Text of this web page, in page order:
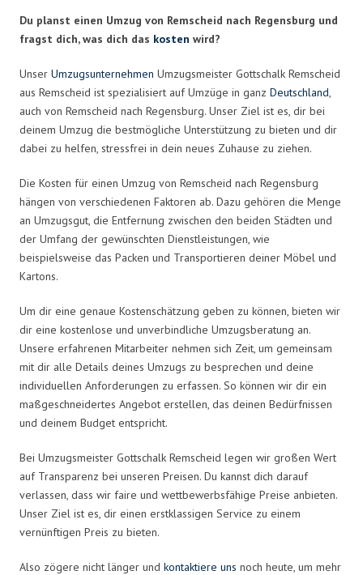
Du planst einen Umzug von Remscheid nach Regensburg und
fragst dich, was dich das kosten wird?
Unser Umzugsunternehmen Umzugsmeister Gottschalk Remscheid
aus Remscheid ist spezialisiert auf Umzüge in ganz Deutschland,
auch von Remscheid nach Regensburg. Unser Ziel ist es, dir bei
deinem Umzug die bestmögliche Unterstützung zu bieten und dir
dabei zu helfen, stressfrei in dein neues Zuhause zu ziehen.
Die Kosten für einen Umzug von Remscheid nach Regensburg
hängen von verschiedenen Faktoren ab. Dazu gehören die Menge
an Umzugsgut, die Entfernung zwischen den beiden Städten und
der Umfang der gewünschten Dienstleistungen, wie
beispielsweise das Packen und Transportieren deiner Möbel und
Kartons.
Um dir eine genaue Kostenschätzung geben zu können, bieten wir
dir eine kostenlose und unverbindliche Umzugsberatung an.
Unsere erfahrenen Mitarbeiter nehmen sich Zeit, um gemeinsam
mit dir alle Details deines Umzugs zu besprechen und deine
individuellen Anforderungen zu erfassen. So können wir dir ein
maßgeschneidertes Angebot erstellen, das deinen Bedürfnissen
und deinem Budget entspricht.
Bei Umzugsmeister Gottschalk Remscheid legen wir großen Wert
auf Transparenz bei unseren Preisen. Du kannst dich darauf
verlassen, dass wir faire und wettbewerbsfähige Preise anbieten.
Unser Ziel ist es, dir einen erstklassigen Service zu einem
vernünftigen Preis zu bieten.
Also zögere nicht länger und kontaktiere uns noch heute, um mehr